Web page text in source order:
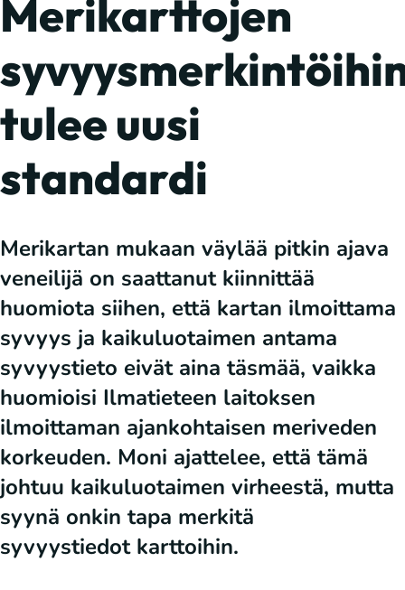
Merikarttojen
tulee uusi
standardi
Merikartan mukaan väylää pitkin ajava
veneilijä on saattanut kiinnittää
huomiota siihen, että kartan ilmoittama
syvyys ja kaikuluotaimen antama
syvyystieto eivät aina täsmää, vaikka
huomioisi Ilmatieteen laitoksen
ilmoittaman ajankohtaisen meriveden
korkeuden. Moni ajattelee, että tämä
johtuu kaikuluotaimen virheestä, mutta
syynä onkin tapa merkitä
syvyystiedot karttoihin.